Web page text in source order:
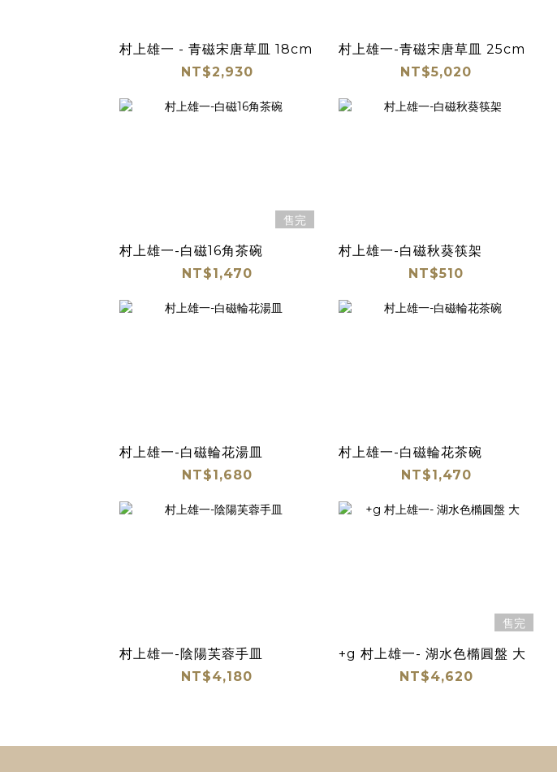
村上雄一 - 青磁宋唐草皿 18cm
NT$2,930
村上雄一-青磁宋唐草皿 25cm
NT$5,020
售完
村上雄一-白磁16角茶碗
NT$1,470
村上雄一-白磁秋葵筷架
NT$510
村上雄一-白磁輪花湯皿
NT$1,680
村上雄一-白磁輪花茶碗
NT$1,470
村上雄一-陰陽芙蓉手皿
NT$4,180
售完
+g 村上雄一- 湖水色橢圓盤 大
NT$4,620